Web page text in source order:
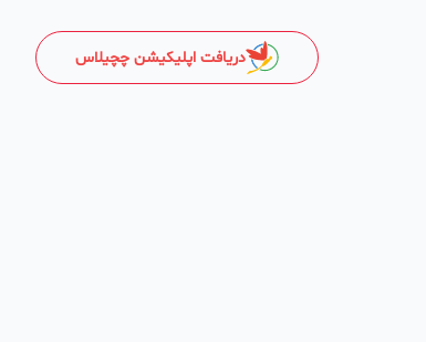
دریافت اپلیکیشن چچیلاس